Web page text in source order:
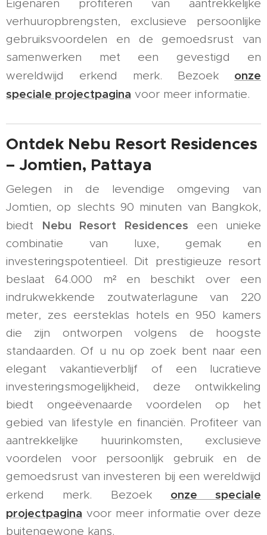
Eigenaren profiteren van aantrekkelijke
verhuuropbrengsten, exclusieve persoonlijke
gebruiksvoordelen en de gemoedsrust van
samenwerken met een gevestigd en
wereldwijd erkend merk. Bezoek onze
speciale projectpagina voor meer informatie.
Ontdek Nebu Resort Residences
– Jomtien, Pattaya
Gelegen in de levendige omgeving van
Jomtien, op slechts 90 minuten van Bangkok,
biedt Nebu Resort Residences een unieke
combinatie van luxe, gemak en
investeringspotentieel. Dit prestigieuze resort
beslaat 64.000 m² en beschikt over een
indrukwekkende zoutwaterlagune van 220
meter, zes eersteklas hotels en 950 kamers
die zijn ontworpen volgens de hoogste
standaarden. Of u nu op zoek bent naar een
elegant vakantieverblijf of een lucratieve
investeringsmogelijkheid, deze ontwikkeling
biedt ongeëvenaarde voordelen op het
gebied van lifestyle en financiën. Profiteer van
aantrekkelijke huurinkomsten, exclusieve
voordelen voor persoonlijk gebruik en de
gemoedsrust van investeren bij een wereldwijd
erkend merk. Bezoek onze speciale
projectpagina voor meer informatie over deze
buitengewone kans.